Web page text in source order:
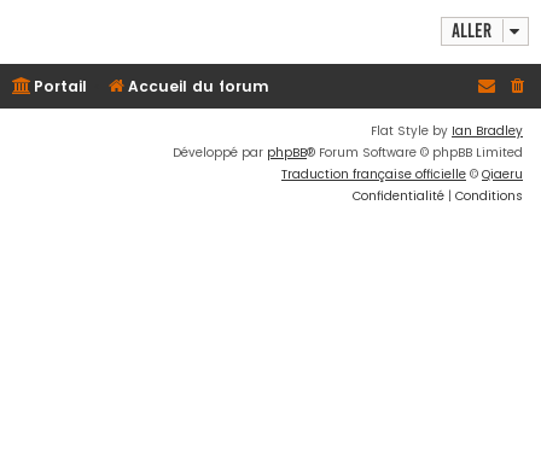
Aller
Portail Accueil du forum
Flat Style by Ian Bradley
Développé par phpBB® Forum Software © phpBB Limited
Traduction française officielle © Qiaeru
Confidentialité | Conditions